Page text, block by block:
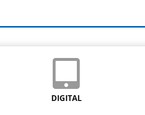
DIGITAL